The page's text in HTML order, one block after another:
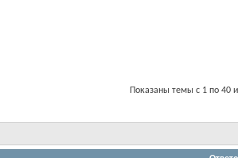
Показаны темы с 1 по 40